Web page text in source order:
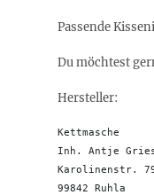
Passende
Du möchtest
Hersteller:
Kettmasche
Inh. Antje
Karolinenstr.
99842 Ruhla